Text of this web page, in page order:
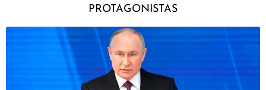
PROTAGONISTAS